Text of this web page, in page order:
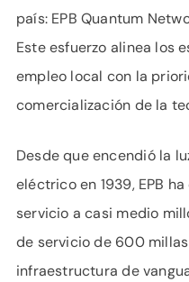
país: EPB Quantum
Este esfuerzo alinea los
empleo local con la
comercialización de la
Desde que encendió la
eléctrico en 1939, EPB
servicio a casi medio
de servicio de 600
infraestructura de